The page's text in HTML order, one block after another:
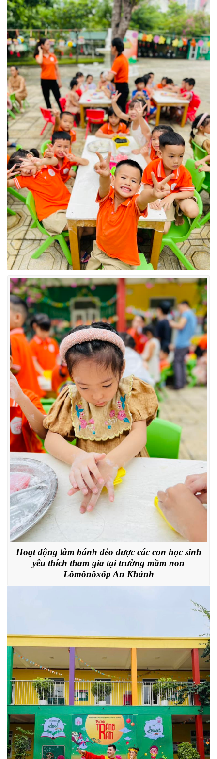
Hoạt động làm bánh dẻo được các con học sinh
yêu thích tham gia tại trường mầm non
Lômônôxốp An Khánh